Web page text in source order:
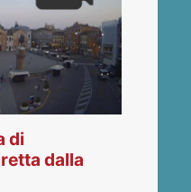
di
dalla